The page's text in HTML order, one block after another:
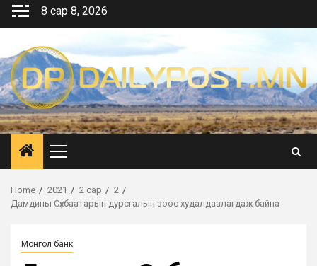
Skip
8 сар 8, 2026
Primary
Menu
Home 2021 2 сар
2
Дамдины Сүхбаатарын дурсгалын зоос худалдаалагдаж байна
Монгол банк